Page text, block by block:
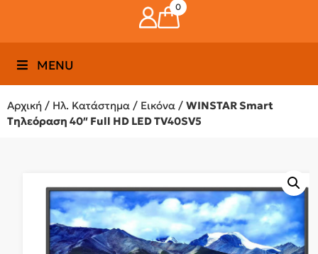
0
MENU
Αρχική / Ηλ. Κατάστημα / Εικόνα / WINSTAR Smart
Τηλεόραση 40″ Full HD LED TV40SV5